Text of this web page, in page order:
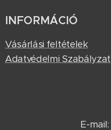
INFORMÁCIÓ
Vásárlási feltételek
Adatvédelmi Szabályzat
E-